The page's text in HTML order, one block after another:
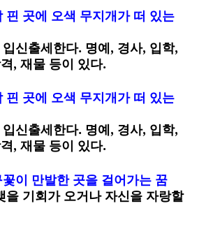
핀 곳에 오색 무지개가 떠 있는
신출세한다. 명예, 경사, 입학,
, 재물 등이 있다.
핀 곳에 오색 무지개가 떠 있는
신출세한다. 명예, 경사, 입학,
, 재물 등이 있다.
이 만발한 곳을 걸어가는 꿈
을 기회가 오거나 자신을 자랑할